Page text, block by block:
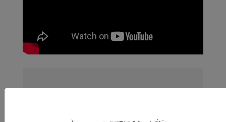
Nos articles sont gratuits car nous